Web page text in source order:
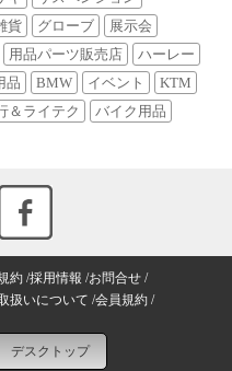
貨 グローブ
展示会
用品パーツ販売店
ハーレー
品 BMW イベント
KTM
＆ライテク
バイク用品
約 採用情報 お問合せ
扱いについて 会員規約
デスクトップ